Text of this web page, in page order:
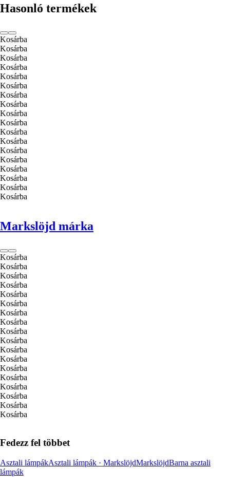
Hasonló termékek
Kosárba
Kosárba
Kosárba
Kosárba
Kosárba
Kosárba
Kosárba
Kosárba
Kosárba
Kosárba
Kosárba
Kosárba
Kosárba
Kosárba
Kosárba
Kosárba
Kosárba
Kosárba
Markslöjd márka
Kosárba
Kosárba
Kosárba
Kosárba
Kosárba
Kosárba
Kosárba
Kosárba
Kosárba
Kosárba
Kosárba
Kosárba
Kosárba
Kosárba
Kosárba
Kosárba
Kosárba
Kosárba
Fedezz fel többet
Asztali lámpákAsztali lámpák · MarkslöjdMarkslöjdBarna asztali
lámpák